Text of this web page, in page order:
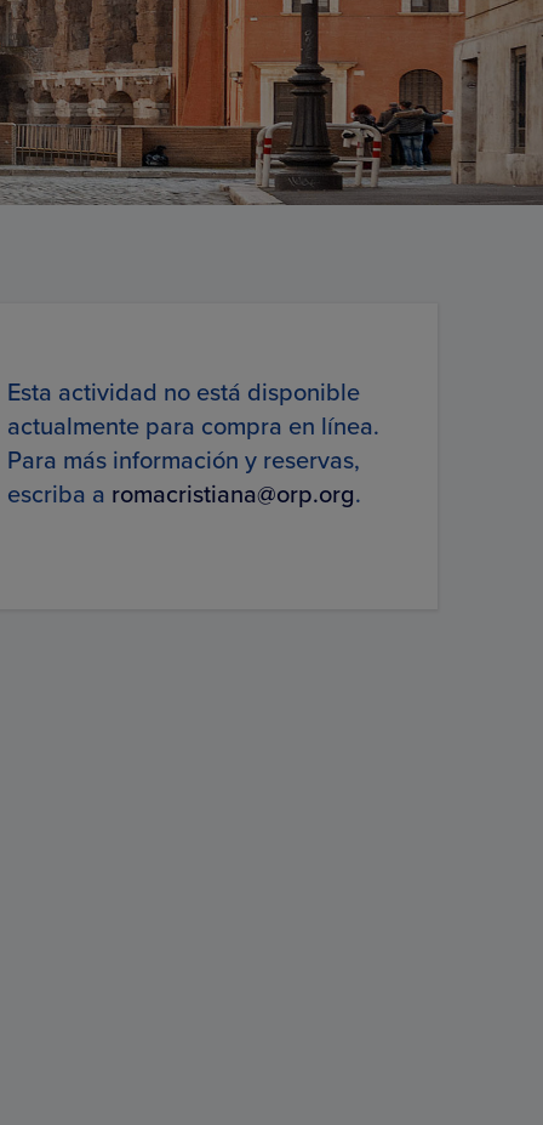
Esta actividad no está disponible
actualmente para compra en línea.
Para más información y reservas,
escriba a romacristiana@orp.org.